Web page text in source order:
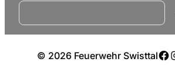
Suchen
© 2026 Feuerwehr Swisttal